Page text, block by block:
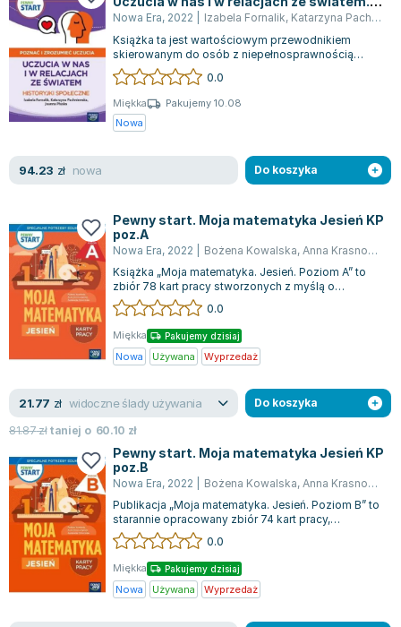
Lorraine Warren
Ajahn Brahm
Lucinda Riley
Jacek Walkiewicz
Historyjki społeczne
Nowa Era, 2022 Izabela Fornalik, Katarzyna Pachniewska
Książka ta jest wartościowym przewodnikiem
skierowanym do osób z niepełnosprawnością
intelektualną oraz tych znajdujących się w sp...
0.0
Miękka
Pakujemy 10.08
Nowa
94.23 zł nowa Do koszyka
Pewny start. Moja matematyka Jesień KP
poz.A
Nowa Era, 2022 Bożena Kowalska, Anna Krasnodębska
Książka „Moja matematyka. Jesień. Poziom A” to
zbiór 78 kart pracy stworzonych z myślą o
uczniach z różnymi potrzebami edukacyjnym...
0.0
Miękka Pakujemy dzisiaj
Nowa Używana Wyprzedaż
21.77 zł widoczne ślady używania
81.87złtaniej o 60.10 zł
Do koszyka
Pewny start. Moja matematyka Jesień KP
poz.B
Nowa Era, 2022 Bożena Kowalska, Anna Krasnodębska
Publikacja „Moja matematyka. Jesień. Poziom B” to
starannie opracowany zbiór 74 kart pracy,
stworzony z myślą o uczniach ze specja...
0.0
Miękka Pakujemy dzisiaj
Nowa Używana Wyprzedaż